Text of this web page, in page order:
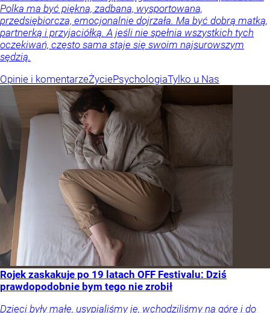
Polka ma być piękna, zadbana, wysportowana,
przedsiębiorcza, emocjonalnie dojrzała. Ma być dobrą matką,
partnerką i przyjaciółką. A jeśli nie spełnia wszystkich tych
oczekiwań, często sama staje się swoim najsurowszym
sędzią.
Opinie i komentarzeŻyciePsychologiaTylko u Nas
Rojek zaskakuje po 19 latach OFF Festivalu: Dziś
prawdopodobnie bym tego nie zrobił
Dzieci były małe, usypialiśmy je, wchodziliśmy na górę i do